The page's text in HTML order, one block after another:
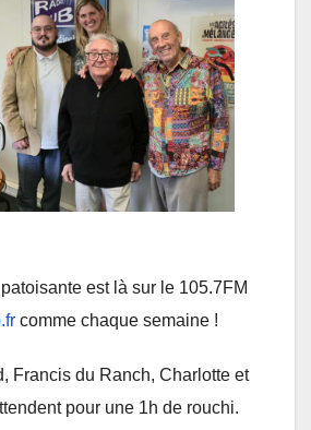
est là sur le 105.7FM
comme chaque semaine !
Francis du Ranch, Charlotte et
pour une 1h de rouchi.